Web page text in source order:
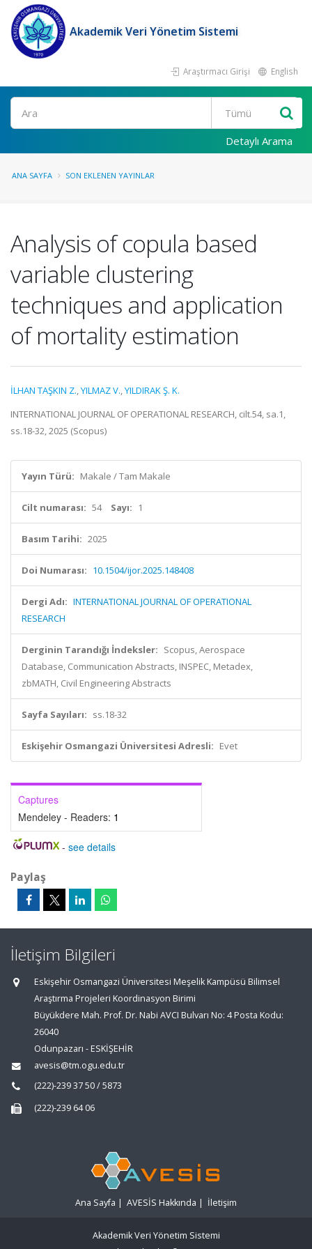
Akademik Veri Yönetim Sistemi
Araştırmacı Girişi English
Ara
Detaylı Arama
ANA SAYFA SON EKLENEN YAYINLAR
Analysis of copula based
variable clustering
techniques and application
of mortality estimation
İLHAN TAŞKIN Z.,YILMAZ V.,YILDIRAK Ş. K.
INTERNATIONAL JOURNAL OF OPERATIONAL RESEARCH, cilt.54, sa.1,
ss.18-32, 2025 (Scopus)
Yayın Türü: Makale / Tam Makale
Cilt numarası: 54 Sayı: 1
Basım Tarihi: 2025
Doi Numarası: 10.1504/ijor.2025.148408
Dergi Adı: INTERNATIONAL JOURNAL OF OPERATIONAL
RESEARCH
Derginin Tarandığı İndeksler: Scopus, Aerospace
Database, Communication Abstracts, INSPEC, Metadex,
zbMATH, Civil Engineering Abstracts
Sayfa Sayıları: ss.18-32
Eskişehir Osmangazi Üniversitesi Adresli: Evet
Captures
Mendeley - Readers: 1
- see details
Paylaş
İletişim Bilgileri
Eskişehir Osmangazi Üniversitesi Meşelik Kampüsü Bilimsel
Araştırma Projeleri Koordinasyon Birimi
Büyükdere Mah. Prof. Dr. Nabi AVCI Bulvarı No: 4 Posta Kodu:
26040
Odunpazarı - ESKİŞEHİR
avesis@tm.ogu.edu.tr
(222)-239 37 50 / 5873
(222)-239 64 06
Ana Sayfa | AVESİS Hakkında | İletişim
Akademik Veri Yönetim Sistemi